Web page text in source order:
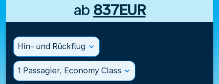
ab 837EUR
Hin- und Rückflug expand_more
1 Passagier, Economy Class expand_more